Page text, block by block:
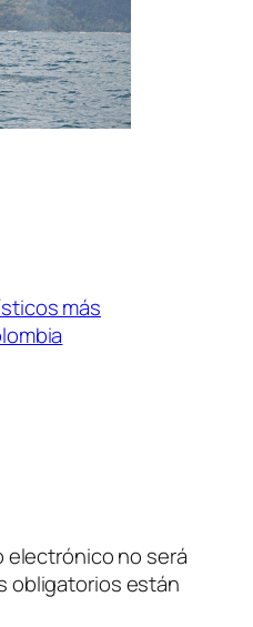
más
electrónico no será
obligatorios están